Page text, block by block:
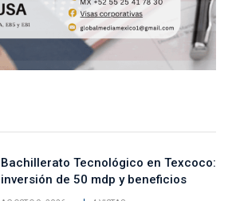
Bachillerato Tecnológico en Texcoco:
inversión de 50 mdp y beneficios